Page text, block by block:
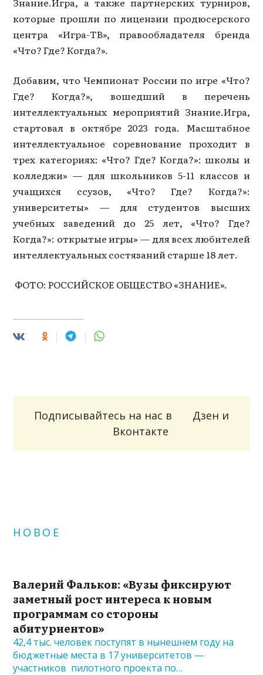
которые прошли по лицензии продюсерского
центра «Игра-ТВ», правообладателя бренда
«Что? Где? Когда?».
Добавим, что Чемпионат России по игре «Что?
Где? Когда?», вошедший в перечень
интеллектуальных мероприятий Знание.Игра,
стартовал в октябре 2023 года. Масштабное
интеллектуальное соревнование проходит в
трех категориях: «Что? Где? Когда?»: школы и
колледжи» — для школьников 5-11 классов и
учащихся ссузов, «Что? Где? Когда?»:
университеты» — для студентов высших
учебных заведений до 25 лет, «Что? Где?
Когда?»: открытые игры» — для всех любителей
интеллектуальных состязаний старше 18 лет.
ФОТО: РОССИЙСКОЕ ОБЩЕСТВО «ЗНАНИЕ».
Подписывайтесь на нас в Дзен и
Вконтакте
НОВОЕ
Валерий Фальков: «Вузы фиксируют
заметный рост интереса к новым
программам со стороны
абитуриентов»
42,4 тыс. человек поступят в нынешнем году на
бюджетные места в 17 университетов —
участников пилотного проекта по…